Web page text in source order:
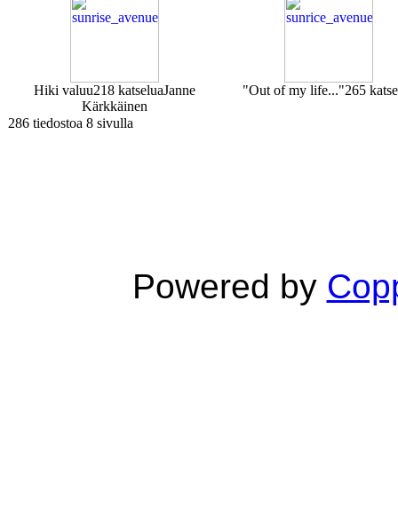
Hiki valuu218 katseluaJanne
Kärkkäinen
"Out of my life..."265
286 tiedostoa 8 sivulla
Powered by